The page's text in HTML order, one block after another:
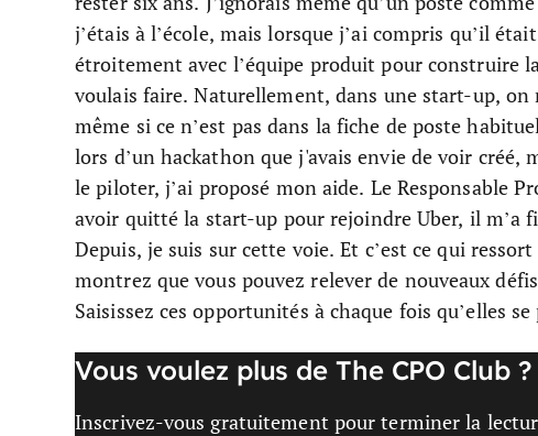
j’étais à l’école, mais lorsque j’ai compris qu’il
étroitement avec l’équipe produit pour construire
voulais faire. Naturellement, dans une start-up, on
même si ce n’est pas dans la fiche de poste
lors d’un hackathon que j'avais envie de voir créé,
le piloter, j’ai proposé mon aide. Le Responsable
avoir quitté la start-up pour rejoindre Uber, il m’a
Depuis, je suis sur cette voie. Et c’est ce qui
montrez que vous pouvez relever de nouveaux
Saisissez ces opportunités à chaque fois qu’elles
Vous voulez plus de The CPO Club ?
Inscrivez-vous gratuitement pour terminer la